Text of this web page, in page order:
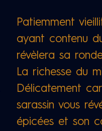
Patiemment
ayant contenu
révèlera sa
La richesse du
Délicatement
sarassin vous
épicées et son